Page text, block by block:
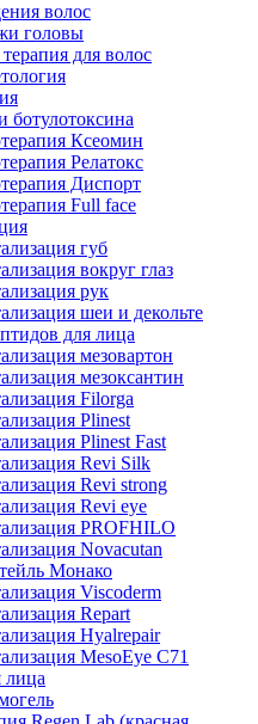
волос
головы
для волос
ботулотоксина
Ксеомин
Релатокс
Диспорт
Full face
губ
вокруг глаз
рук
шеи и декольте
для лица
мезовартон
мезоксантин
Filorga
Plinest
Plinest Fast
Revi Silk
Revi strong
Revi eye
PROFHILO
Novacutan
Монако
Viscoderm
Repart
Hyalrepair
MesoEye C71
лица